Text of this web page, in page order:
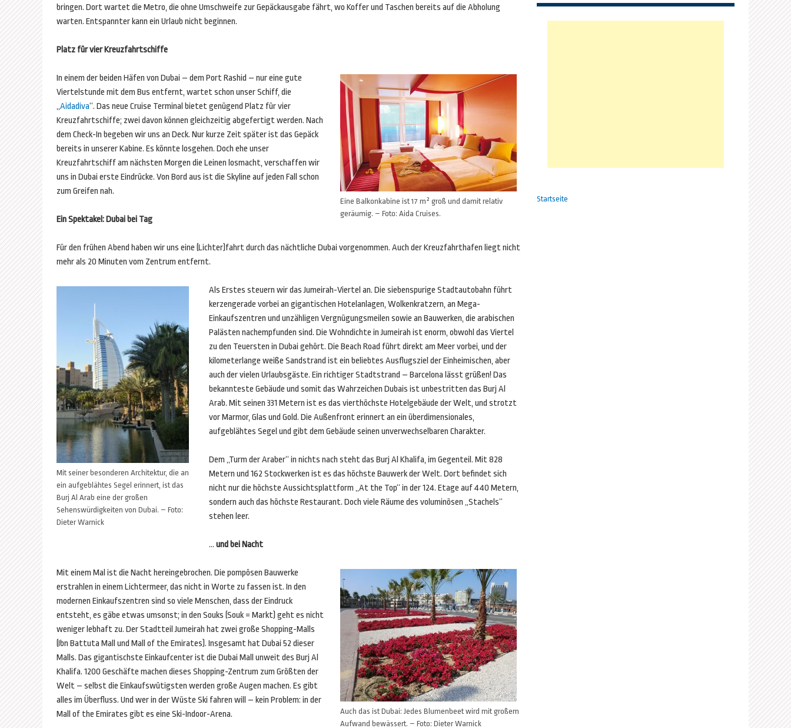
bringen. Dort wartet die Metro, die ohne Umschweife zur Gepäckausgabe fährt, wo Koffer und Taschen bereits auf die Abholung
warten. Entspannter kann ein Urlaub nicht beginnen.
Platz für vier Kreuzfahrtschiffe
Eine Balkonkabine ist 17 m² groß und damit relativ
geräumig. – Foto: Aida Cruises.
In einem der beiden Häfen von Dubai – dem Port Rashid – nur eine gute
Viertelstunde mit dem Bus entfernt, wartet schon unser Schiff, die
„Aidadiva“. Das neue Cruise Terminal bietet genügend Platz für vier
Kreuzfahrtschiffe; zwei davon können gleichzeitig abgefertigt werden. Nach
dem Check-In begeben wir uns an Deck. Nur kurze Zeit später ist das Gepäck
bereits in unserer Kabine. Es könnte losgehen. Doch ehe unser
Kreuzfahrtschiff am nächsten Morgen die Leinen losmacht, verschaffen wir
uns in Dubai erste Eindrücke. Von Bord aus ist die Skyline auf jeden Fall schon
zum Greifen nah.
Ein Spektakel: Dubai bei Tag
Für den frühen Abend haben wir uns eine (Lichter)fahrt durch das nächtliche Dubai vorgenommen. Auch der Kreuzfahrthafen liegt nicht
mehr als 20 Minuten vom Zentrum entfernt.
Mit seiner besonderen Architektur, die an
ein aufgeblähtes Segel erinnert, ist das
Burj Al Arab eine der großen
Sehenswürdigkeiten von Dubai. – Foto:
Dieter Warnick
Als Erstes steuern wir das Jumeirah-Viertel an. Die siebenspurige Stadtautobahn führt
kerzengerade vorbei an gigantischen Hotelanlagen, Wolkenkratzern, an Mega-
Einkaufszentren und unzähligen Vergnügungsmeilen sowie an Bauwerken, die arabischen
Palästen nachempfunden sind. Die Wohndichte in Jumeirah ist enorm, obwohl das Viertel
zu den Teuersten in Dubai gehört. Die Beach Road führt direkt am Meer vorbei, und der
kilometerlange weiße Sandstrand ist ein beliebtes Ausflugsziel der Einheimischen, aber
auch der vielen Urlaubsgäste. Ein richtiger Stadtstrand – Barcelona lässt grüßen! Das
bekannteste Gebäude und somit das Wahrzeichen Dubais ist unbestritten das Burj Al
Arab. Mit seinen 331 Metern ist es das vierthöchste Hotelgebäude der Welt, und strotzt
vor Marmor, Glas und Gold. Die Außenfront erinnert an ein überdimensionales,
aufgeblähtes Segel und gibt dem Gebäude seinen unverwechselbaren Charakter.
Dem „Turm der Araber“ in nichts nach steht das Burj Al Khalifa, im Gegenteil. Mit 828
Metern und 162 Stockwerken ist es das höchste Bauwerk der Welt. Dort befindet sich
nicht nur die höchste Aussichtsplattform „At the Top“ in der 124. Etage auf 440 Metern,
sondern auch das höchste Restaurant. Doch viele Räume des voluminösen „Stachels“
stehen leer.
… und bei Nacht
Auch das ist Dubai: Jedes Blumenbeet wird mit großem
Aufwand bewässert. – Foto: Dieter Warnick
Mit einem Mal ist die Nacht hereingebrochen. Die pompösen Bauwerke
erstrahlen in einem Lichtermeer, das nicht in Worte zu fassen ist. In den
modernen Einkaufszentren sind so viele Menschen, dass der Eindruck
entsteht, es gäbe etwas umsonst; in den Souks (Souk = Markt) geht es nicht
weniger lebhaft zu. Der Stadtteil Jumeirah hat zwei große Shopping-Malls
(Ibn Battuta Mall und Mall of the Emirates). Insgesamt hat Dubai 52 dieser
Malls. Das gigantischste Einkaufcenter ist die Dubai Mall unweit des Burj Al
Khalifa. 1200 Geschäfte machen dieses Shopping-Zentrum zum Größten der
Welt – selbst die Einkaufswütigsten werden große Augen machen. Es gibt
alles im Überfluss. Und wer in der Wüste Ski fahren will – kein Problem: in der
Mall of the Emirates gibt es eine Ski-Indoor-Arena.
Startseite